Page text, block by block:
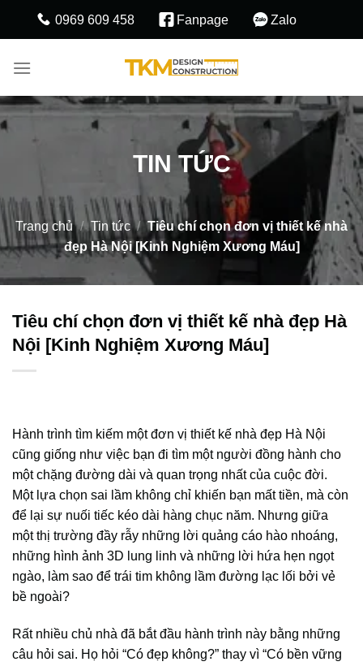
0969 609 458 Fanpage Zalo
TIN TỨC
Trang chủ / Tin tức / Tiêu chí chọn đơn vị thiết kế nhà
đẹp Hà Nội [Kinh Nghiệm Xương Máu]
Tiêu chí chọn đơn vị thiết kế nhà đẹp Hà
Nội [Kinh Nghiệm Xương Máu]
Hành trình tìm kiếm một đơn vị thiết kế nhà đẹp Hà Nội
cũng giống như việc bạn đi tìm một người đồng hành cho
một chặng đường dài và quan trọng nhất của cuộc đời.
Một lựa chọn sai lầm không chỉ khiến bạn mất tiền, mà còn
để lại sự nuối tiếc kéo dài hàng chục năm. Nhưng giữa
một thị trường đầy rẫy những lời quảng cáo hào nhoáng,
những hình ảnh 3D lung linh và những lời hứa hẹn ngọt
ngào, làm sao để trái tim không lầm đường lạc lối bởi vẻ
bề ngoài?
Rất nhiều chủ nhà đã bắt đầu hành trình này bằng những
câu hỏi sai. Họ hỏi “Có đẹp không?” thay vì “Có bền vững